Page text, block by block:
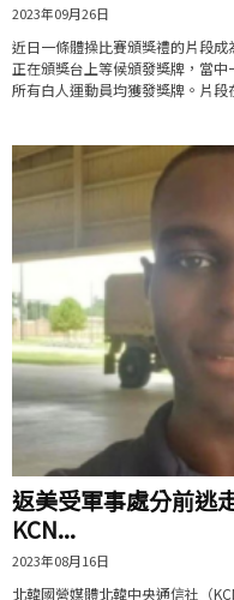
2023年09月26日
近日一條體操比賽頒獎禮的片段
正在頒獎台上等候頒發獎牌，當
所有白人運動員均獲發獎牌。片
返美受軍事處分前逃
KCN...
2023年08月16日
北韓國營媒體北韓中央通信社（